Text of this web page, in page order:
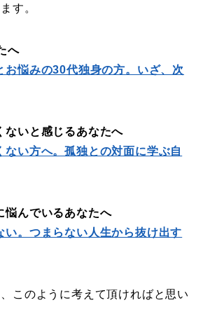
す。
へ
お悩みの30代独身の方。いざ、次
いと感じるあなたへ
ない方へ。孤独との対面に学ぶ自
んでいるあなたへ
い。つまらない人生から抜け出す
このように考えて頂ければと思い